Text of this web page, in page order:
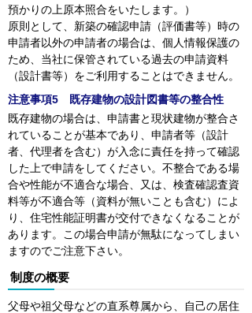
預かりの上原本照合をいたします。）
原則として、新築の確認申請（評価書等）時の
申請者以外の申請者の場合は、個人情報保護の
ため、当社に保管されている過去の申請資料
（設計書等）をご利用することはできません。
注意事項5 既存建物の設計図書等の整合性
既存建物の場合は、申請書と現状建物が整合さ
れていることが基本であり、申請者等（設計
者、代理者を含む）が入念に責任を持って確認
した上で申請をしてください。不整合である場
合や性能が不適合な場合、又は、検査確認査資
料等が不適合等（資料が無いことも含む）によ
り、住宅性能証明書が交付できなくなることが
あります。この場合申請が無駄になってしまい
ますのでご注意下さい。
制度の概要
父母や祖父母などの直系尊属から、自己の居住